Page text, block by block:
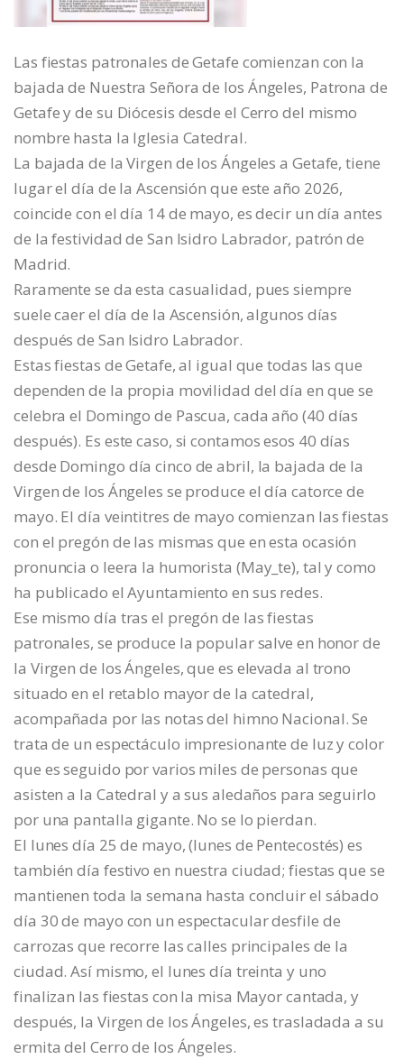
Las fiestas patronales de Getafe comienzan con la
bajada de Nuestra Señora de los Ángeles, Patrona de
Getafe y de su Diócesis desde el Cerro del mismo
nombre hasta la Iglesia Catedral.
La bajada de la Virgen de los Ángeles a Getafe, tiene
lugar el día de la Ascensión que este año 2026,
coincide con el día 14 de mayo, es decir un día antes
de la festividad de San Isidro Labrador, patrón de
Madrid.
Raramente se da esta casualidad, pues siempre
suele caer el día de la Ascensión, algunos días
después de San Isidro Labrador.
Estas fiestas de Getafe, al igual que todas las que
dependen de la propia movilidad del día en que se
celebra el Domingo de Pascua, cada año (40 días
después). Es este caso, si contamos esos 40 días
desde Domingo día cinco de abril, la bajada de la
Virgen de los Ángeles se produce el día catorce de
mayo. El día veintitres de mayo comienzan las fiestas
con el pregón de las mismas que en esta ocasión
pronuncia o leera la humorista (May_te), tal y como
ha publicado el Ayuntamiento en sus redes.
Ese mismo día tras el pregón de las fiestas
patronales, se produce la popular salve en honor de
la Virgen de los Ángeles, que es elevada al trono
situado en el retablo mayor de la catedral,
acompañada por las notas del himno Nacional. Se
trata de un espectáculo impresionante de luz y color
que es seguido por varios miles de personas que
asisten a la Catedral y a sus aledaños para seguirlo
por una pantalla gigante. No se lo pierdan.
El lunes día 25 de mayo, (lunes de Pentecostés) es
también día festivo en nuestra ciudad; fiestas que se
mantienen toda la semana hasta concluir el sábado
día 30 de mayo con un espectacular desfile de
carrozas que recorre las calles principales de la
ciudad. Así mismo, el lunes día treinta y uno
finalizan las fiestas con la misa Mayor cantada, y
después, la Virgen de los Ángeles, es trasladada a su
ermita del Cerro de los Ángeles.